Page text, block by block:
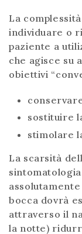
La
individuare o
paziente a
che agisce su
obiettivi
sostituire
stimolare
La scarsità
bocca dovrà
attraverso il
la notte)